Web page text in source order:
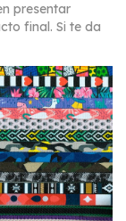
presentar
final. Si te da